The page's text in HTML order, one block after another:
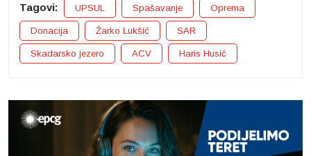
Tagovi: UPSUL Spašavanje Oprema
Donacija Žarko Lukšić SAR
Skadarsko jezero ACV Haris Husić